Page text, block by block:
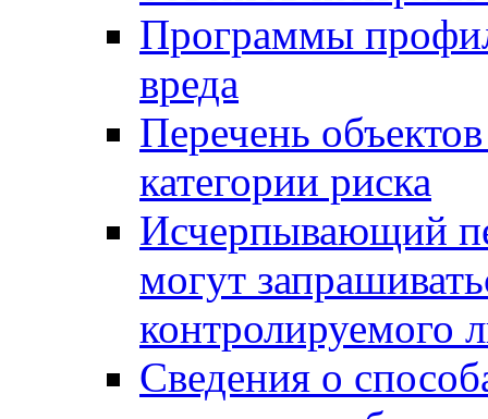
Программы
вреда
Перечень
категории риска
Исчерпывающий
могут
контролируемого
Сведения о